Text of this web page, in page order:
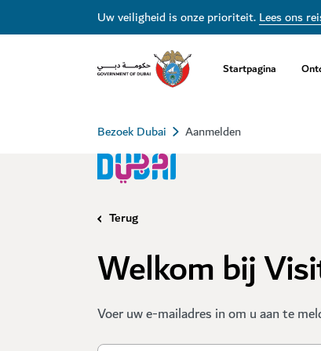
Uw veiligheid is onze prioriteit.Lees ons
Startpagina
Bezoek Dubai Aanmelden
Terug
Welkom bij
Voer uw e-mailadres in om u aan te